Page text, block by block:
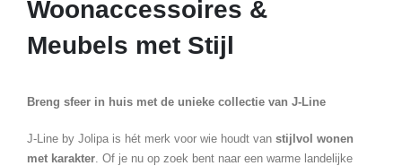
Woonaccessoires &
Meubels met Stijl
Breng sfeer in huis met de unieke collectie van J-Line
J-Line by Jolipa is hét merk voor wie houdt van stijlvol wonen
met karakter . Of je nu op zoek bent naar een warme landelijke